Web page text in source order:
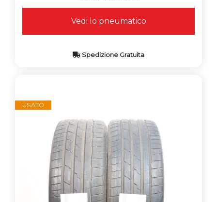
Vedi lo pneumatico
Spedizione Gratuita
USATO